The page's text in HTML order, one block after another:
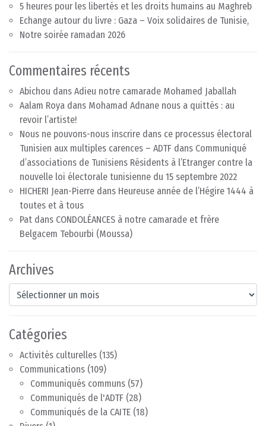
5 heures pour les libertés et les droits humains au Maghreb
Echange autour du livre : Gaza – Voix solidaires de Tunisie,
Notre soirée ramadan 2026
Commentaires récents
Abichou dans Adieu notre camarade Mohamed Jaballah
Aalam Roya dans Mohamad Adnane nous a quittés : au
revoir l’artiste!
Nous ne pouvons-nous inscrire dans ce processus électoral
Tunisien aux multiples carences – ADTF dans Communiqué
d’associations de Tunisiens Résidents à l’Etranger contre la
nouvelle loi électorale tunisienne du 15 septembre 2022
HICHERI Jean-Pierre dans Heureuse année de l’Hégire 1444 à
toutes et à tous
Pat dans CONDOLÉANCES à notre camarade et frère
Belgacem Tebourbi (Moussa)
Archives
Archives
Catégories
Activités culturelles (135)
Communications (109)
Communiqués communs (57)
Communiqués de l'ADTF (28)
Communiqués de la CAITE (18)